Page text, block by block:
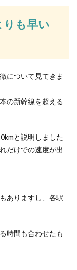
りも早い
について見てきま
の新幹線を超える
と説明しました
だけでの速度が出
ありますし、各駅
時間も合わせたも